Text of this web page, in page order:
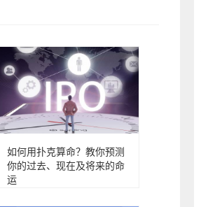
如何用扑克算命？教你预测
你的过去、现在及将来的命
运